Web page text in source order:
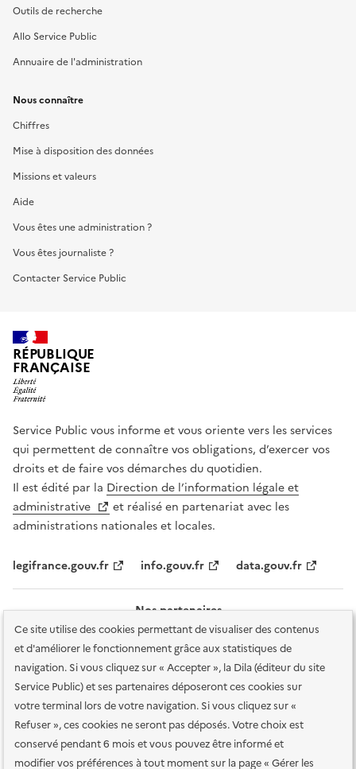
Ce site utilise des cookies permettant de visualiser des contenus
et d'améliorer le fonctionnement grâce aux statistiques de
navigation. Si vous cliquez sur « Accepter », la Dila (éditeur du site
Service Public) et ses partenaires déposeront ces cookies sur
votre terminal lors de votre navigation. Si vous cliquez sur «
Refuser », ces cookies ne seront pas déposés. Votre choix est
conservé pendant 6 mois et vous pouvez être informé et
modifier vos préférences à tout moment sur la page « Gérer les
Outils de recherche
Allo Service Public
Annuaire de l'administration
Nous connaître
Chiffres
Mise à disposition des données
Missions et valeurs
Aide
Vous êtes une administration ?
Vous êtes journaliste ?
Contacter Service Public
RÉPUBLIQUE
FRANÇAISE
Service Public vous informe et vous oriente vers les services
qui permettent de connaître vos obligations, d’exercer vos
droits et de faire vos démarches du quotidien.
Il est édité par la Direction de l’information légale et
administrative
et réalisé en partenariat avec les
administrations nationales et locales.
legifrance.gouv.fr info.gouv.fr data.gouv.fr
Nos partenaires
Plan du site Accessibilité : totalement conforme
Accessibilité des
services en ligne Mentions légales Données personnelles et sécurité